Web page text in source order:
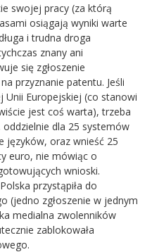
swojej pracy (za którą
osiągają wyniki warte
i trudna droga
znany ani
się zgłoszenie
przyznanie patentu. Jeśli
Unii Europejskiej (co stanowi
jest coś warta), trzeba
dla 25 systemów
języków, oraz wnieść 25
euro, nie mówiąc o
wnioski.
przystąpiła do
(jedno zgłoszenie w jednym
medialna zwolenników
zablokowała